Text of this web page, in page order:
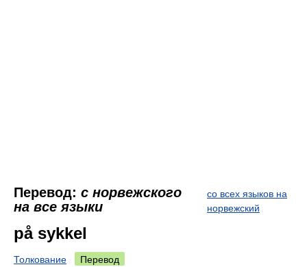
Перевод: с норвежского
на все языки
со всех языков на
норвежский
på sykkel
Толкование Перевод